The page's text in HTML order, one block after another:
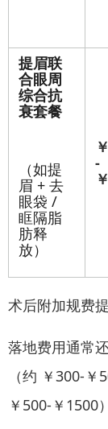
提眉联
合眼周
综合抗
衰套餐
（如提
眉 + 去
眼袋 /
眶隔脂
肪释
放）
-
术后附加规费
落地费用通常
（约 ￥300-
￥500-￥1500